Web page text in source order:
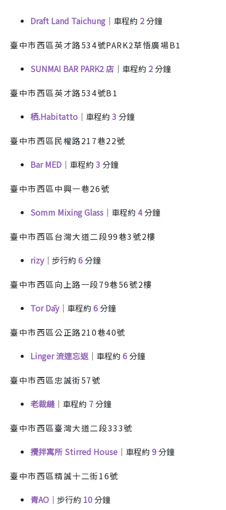
Draft Land Taichung ｜車程約 2分鐘
臺中市西區英才路534號PARK2草悟廣場B1
SUNMAI BAR PARK2 店 ｜車程約 2分鐘
臺中市西區英才路534號B1
栖.Habitatto ｜車程約 3 分鐘
臺中市西區民權路217巷22號
Bar MED ｜車程約 3 分鐘
臺中市西區中興一巷26號
Somm Mixing Glass ｜車程約 4分鐘
臺中市西區台灣大道二段99巷3號2樓
rizy｜步行約 6分鐘
臺中市西區向上路一段79巷56號2樓
Tor Dāy｜車程約 6分鐘
臺中市西區公正路210巷40號
Linger 流連忘返｜車程約 6分鐘
臺中市西區忠誠街57號
老裁縫｜車程約 7分鐘
臺中市西區臺灣大道二段333號
攪拌寓所 Stirred House ｜車程約 9分鐘
臺中市西區精誠十二街16號
青AO ｜步行約 10分鐘